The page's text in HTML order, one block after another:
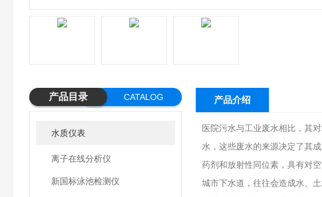
产品目录 CATALOG
水质仪表
离子在线分析仪
新国标泳池检测仪
产品介绍
医院污水与工业废水相比，其
水，这些废水的来源决定了其
药剂和放射性同位素，具有对
城市下水道，往往会造成水、